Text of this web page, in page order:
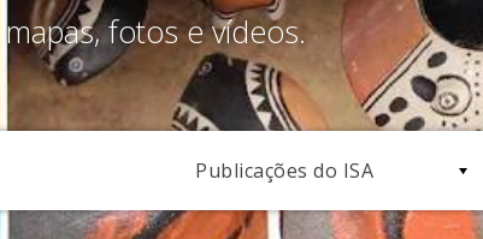
fotos e vídeos.
Publicações do ISA